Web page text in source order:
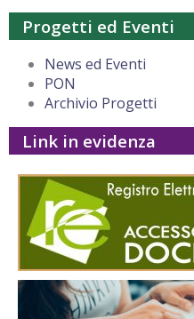
Progetti ed Eventi
News ed Eventi
PON
Archivio Progetti
Link in evidenza